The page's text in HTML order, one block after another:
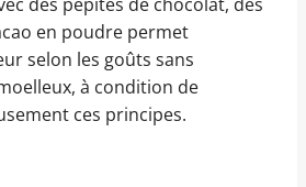
en poudre permet
selon les goûts sans
à condition de
ces principes.